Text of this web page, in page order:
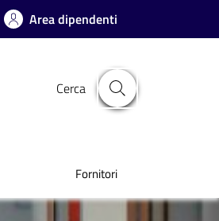
Area dipendenti
Cerca
Fornitori